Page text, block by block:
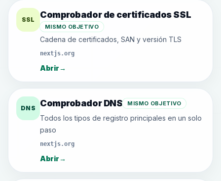
SSL Comprobador de certificados SSL
MISMO OBJETIVO
Cadena de certificados, SAN y versión TLS
nextjs.org
Abrir→
DNS Comprobador DNS MISMO OBJETIVO
Todos los tipos de registro principales en un solo
paso
nextjs.org
Abrir→